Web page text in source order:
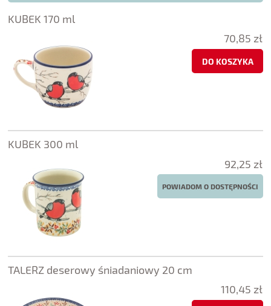
KUBEK 170 ml
70,85 zł
DO KOSZYKA
KUBEK 300 ml
92,25 zł
POWIADOM O DOSTĘPNOŚCI
TALERZ deserowy śniadaniowy 20 cm
110,45 zł